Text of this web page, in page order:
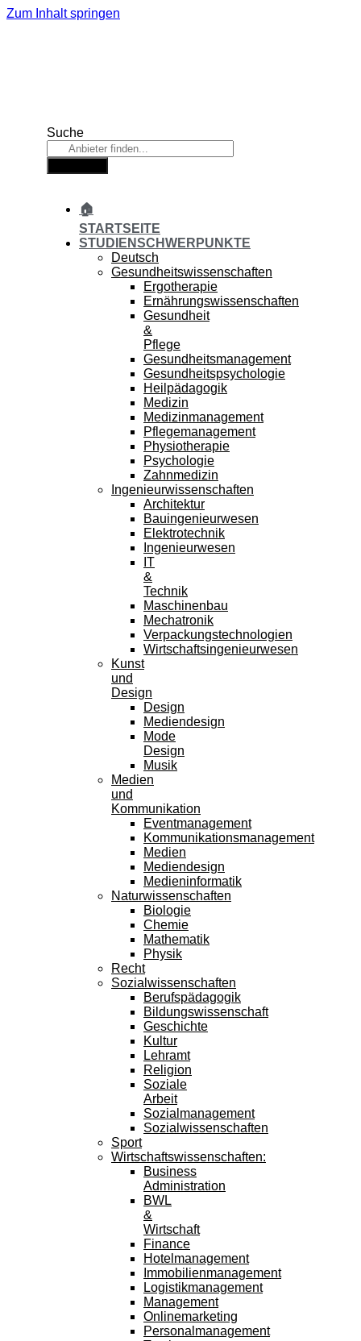
Zum Inhalt springen
Suche
🏠
STARTSEITE
STUDIENSCHWERPUNKTE
Deutsch
Gesundheitswissenschaften
Ergotherapie
Ernährungswissenschaften
Gesundheit
&
Pflege
Gesundheitsmanagement
Gesundheitspsychologie
Heilpädagogik
Medizin
Medizinmanagement
Pflegemanagement
Physiotherapie
Psychologie
Zahnmedizin
Ingenieurwissenschaften
Architektur
Bauingenieurwesen
Elektrotechnik
Ingenieurwesen
IT
&
Technik
Maschinenbau
Mechatronik
Verpackungstechnologien
Wirtschaftsingenieurwesen
Kunst
und
Design
Design
Mediendesign
Mode
Design
Musik
Medien
und
Kommunikation
Eventmanagement
Kommunikationsmanagement
Medien
Mediendesign
Medieninformatik
Naturwissenschaften
Biologie
Chemie
Mathematik
Physik
Recht
Sozialwissenschaften
Berufspädagogik
Bildungswissenschaft
Geschichte
Kultur
Lehramt
Religion
Soziale
Arbeit
Sozialmanagement
Sozialwissenschaften
Sport
Wirtschaftswissenschaften:
Business
Administration
BWL
&
Wirtschaft
Finance
Hotelmanagement
Immobilienmanagement
Logistikmanagement
Management
Onlinemarketing
Personalmanagement